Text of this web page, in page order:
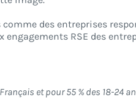
des entreprises
RSE des
et pour 55 % des 18-24